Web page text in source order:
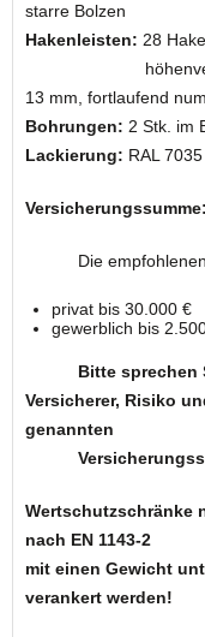
starre Bolzen
Hakenleisten: 28
13 mm, fortlaufend
Bohrungen: 2 Stk. im
Lackierung: RAL
Versicherungssumme:
Die empfohlenen
privat bis 30.000 €
gewerblich bis
Bitte sprechen
Versicherer, Risiko
genannten
Wertschutzschränke
nach EN 1143-2
mit einen Gewicht
verankert werden!